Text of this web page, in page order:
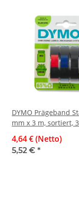
DYMO Prägeband
mm x 3 m, sortiert,
4,64 € (Netto)
5,52 € *